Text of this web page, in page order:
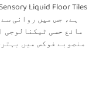
ہے، جس میں روانی
مائع حسی ٹیکنالوجی